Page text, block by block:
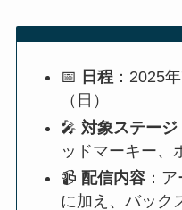
📅 日程 ：2025
（日）
🎤対象ステージ
ッドマーキー、
📹 配信内容 ：
に加え、バック